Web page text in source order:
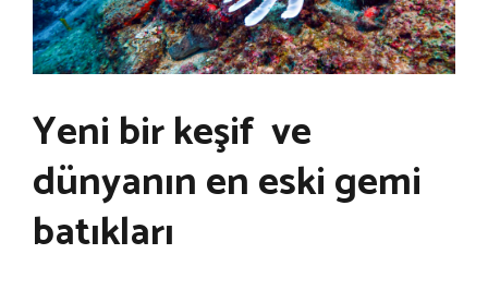
Yeni bir keşif ve
dünyanın en eski gemi
batıkları